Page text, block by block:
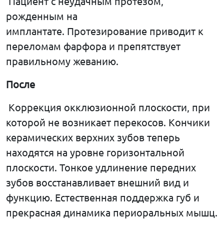
рожденным на
имплантате. Протезирование приводит к
переломам фарфора и препятствует
правильному жеванию.
После
Коррекция окклюзионной плоскости, при
которой не возникает перекосов. Кончики
керамических верхних зубов теперь
находятся на уровне горизонтальной
плоскости. Тонкое удлинение передних
зубов восстанавливает внешний вид и
функцию. Естественная поддержка губ и
прекрасная динамика периоральных мышц.